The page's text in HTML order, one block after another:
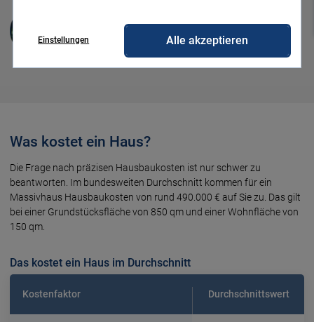
Einstellungen Alle akzeptieren
Zuständige Redakteurin für den Bereich Immobilien
Stand: 11.04.2024
Was kostet ein Haus?
Die Frage nach präzisen Hausbaukosten ist nur schwer zu
beantworten. Im bundesweiten Durchschnitt kommen für ein
Massivhaus Hausbaukosten von rund 490.000 € auf Sie zu. Das gilt
bei einer Grundstücksfläche von 850 qm und einer Wohnfläche von
150 qm.
Das kostet ein Haus im Durchschnitt
Kostenfaktor Durchschnittswert